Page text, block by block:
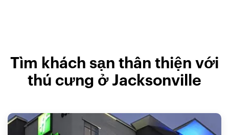
Tìm khách sạn thân thiện với
thú cưng ở Jacksonville